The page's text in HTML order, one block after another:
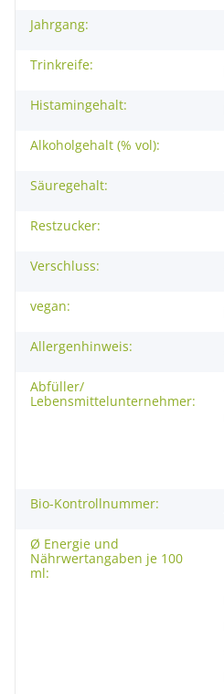
Jahrgang:
Trinkreife:
Histamingehalt:
Alkoholgehalt (% vol):
Säuregehalt:
Restzucker:
Verschluss:
vegan:
Allergenhinweis:
Abfüller/
Lebensmittelunternehmer:
Bio-Kontrollnummer:
Ø Energie und
Nährwertangaben je 100
ml: